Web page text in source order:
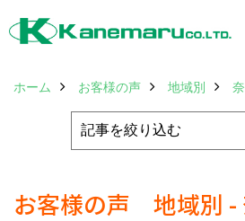
ホーム お客様の声 地域別
お客様の声 地域別 -